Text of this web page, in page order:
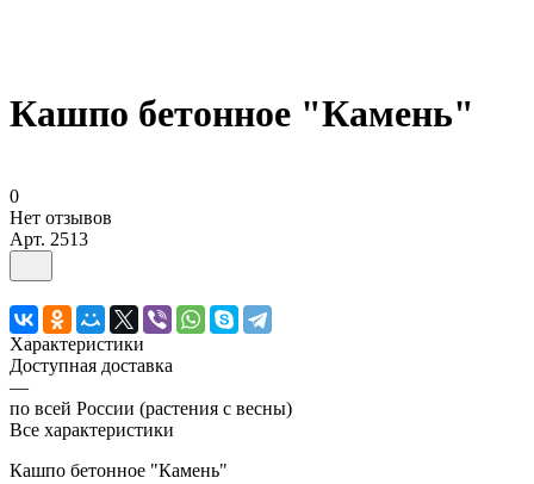
Кашпо бетонное "Камень"
0
Нет отзывов
Арт. 2513
Характеристики
Доступная доставка
—
по всей России (растения с весны)
Все характеристики
Кашпо бетонное "Камень"